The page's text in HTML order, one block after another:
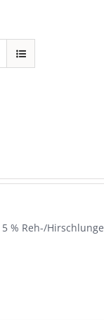
% Reh-/